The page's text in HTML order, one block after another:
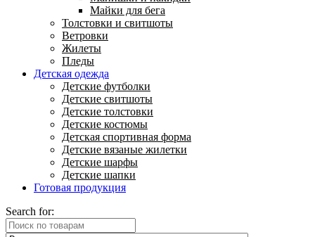
Майки для бега
Толстовки и свитшоты
Ветровки
Жилеты
Пледы
Детская одежда
Детские футболки
Детские свитшоты
Детские толстовки
Детские костюмы
Детская спортивная форма
Детские вязаные жилетки
Детские шарфы
Детские шапки
Готовая продукция
Search for: